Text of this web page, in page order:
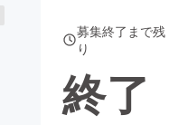
募集終了まで残
り
終了